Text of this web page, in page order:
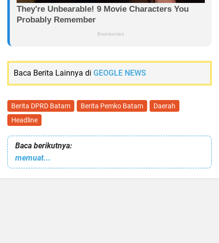
Baca Berita Lainnya di GEOGLE NEWS
Berita DPRD Batam Berita Pemko Batam
Daerah
Headline
Baca berikutnya:
memuat...